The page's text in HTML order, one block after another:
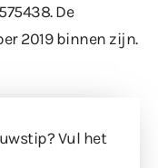
De
2019 binnen zijn.
Vul het